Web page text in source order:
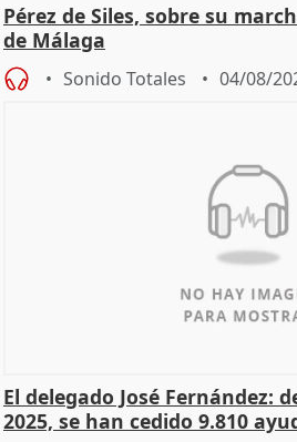
Pérez de Siles, sobre su
de Málaga
Sonido Totales 04/08/
El delegado José Fernández:
2025, se han cedido 9.810